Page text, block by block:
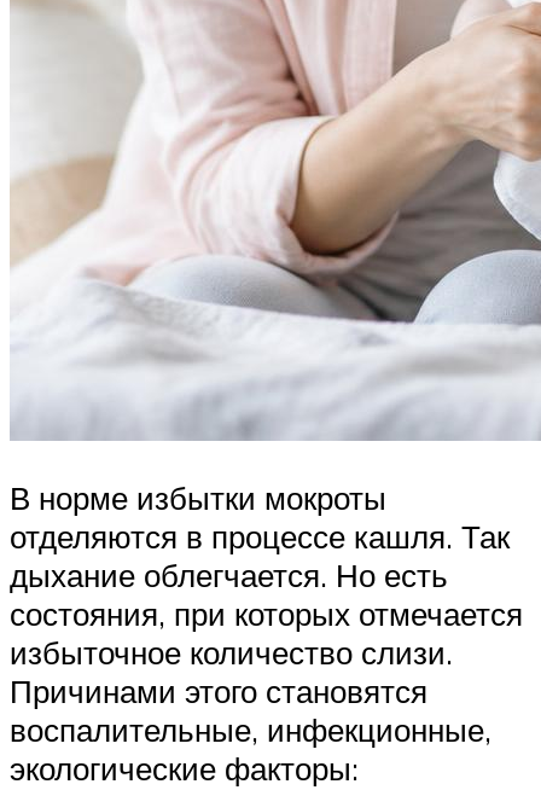
В норме избытки мокроты
отделяются в процессе кашля. Так
дыхание облегчается. Но есть
состояния, при которых отмечается
избыточное количество слизи.
Причинами этого становятся
воспалительные, инфекционные,
экологические факторы: